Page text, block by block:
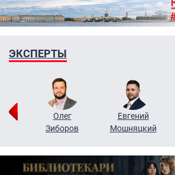
ЭКСПЕРТЫ
Олег
Зиборов
Евгений
Мошняцкий